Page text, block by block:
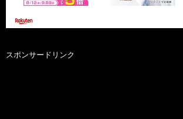
スポンサードリンク